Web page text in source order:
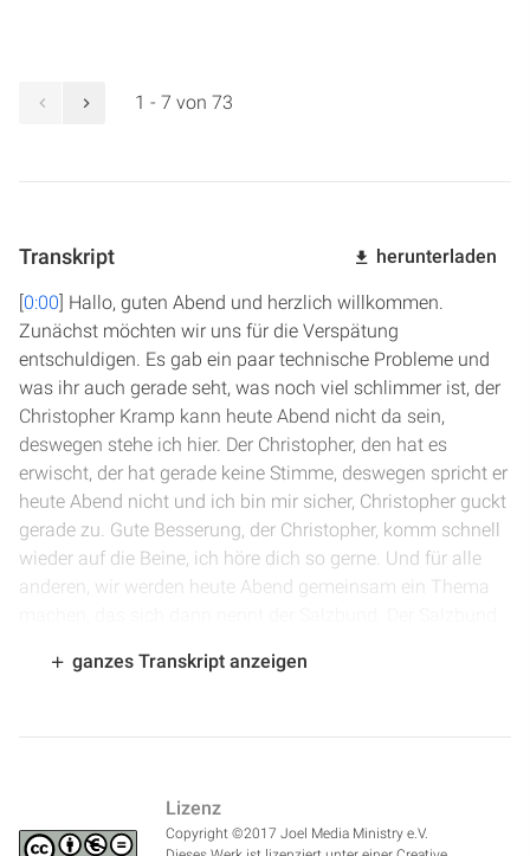
1 - 7 von 73
Transkript herunterladen
[0:00] Hallo, guten Abend und herzlich willkommen.
Zunächst möchten wir uns für die Verspätung
entschuldigen. Es gab ein paar technische Probleme und
was ihr auch gerade seht, was noch viel schlimmer ist, der
Christopher Kramp kann heute Abend nicht da sein,
deswegen stehe ich hier. Der Christopher, den hat es
erwischt, der hat gerade keine Stimme, deswegen spricht er
heute Abend nicht und ich bin mir sicher, Christopher guckt
gerade zu. Gute Besserung, der Christopher, komm schnell
wieder auf die Beine, ich höre dich so gerne. Und für alle
anderen, wir werden heute Abend gemeinsam ein Thema
Priesterdienst, der hat aber auch was zu tun mit den
Vater im Himmel, wir sind dir so dankbar dafür, dass wir
jetzt noch die Möglichkeit haben, gemeinsam dein Wort zu
ganzes Transkript anzeigen
Lizenz
Copyright ©2017 Joel Media Ministry e.V.